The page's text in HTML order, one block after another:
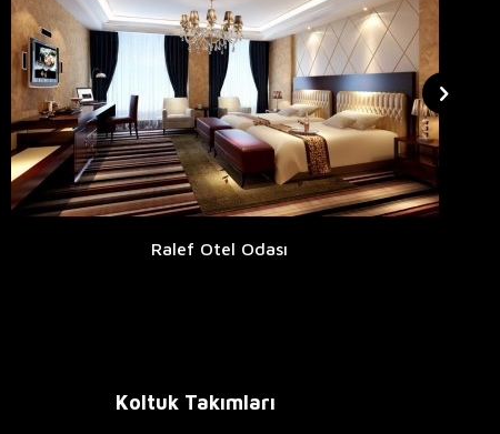
Ralef Otel Odası
Koltuk Takımları